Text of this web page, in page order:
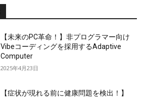
【未来のPC革命！】非プログラマー向け
Vibeコーディングを採用するAdaptive
Computer
2025年4月23日
【症状が現れる前に健康問題を検出！】